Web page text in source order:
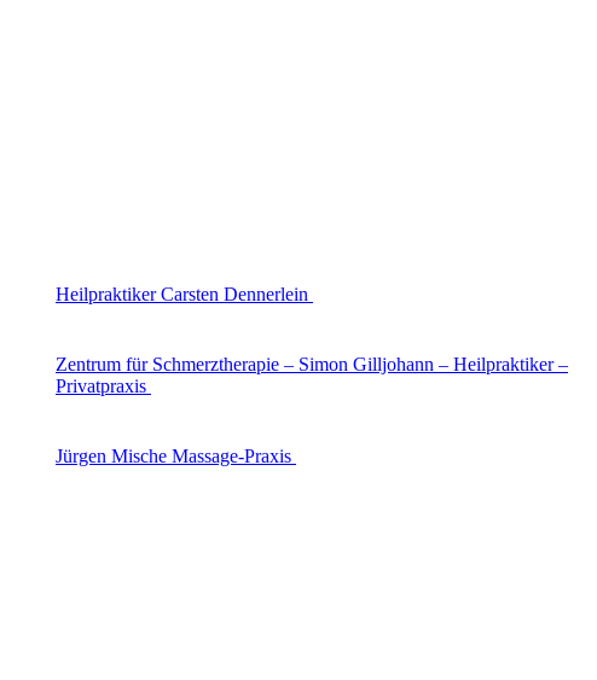
Heilpraktiker Carsten Dennerlein
Zentrum für Schmerztherapie – Simon Gilljohann – Heilpraktiker –
Privatpraxis
Jürgen Mische Massage-Praxis